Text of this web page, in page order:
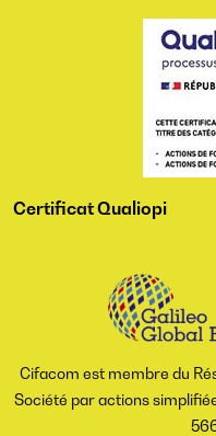
Certificat Qualiopi
Cifacom est membre du
Société par actions